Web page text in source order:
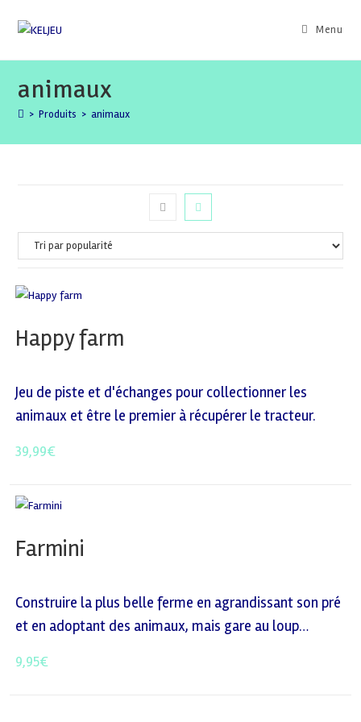
Menu
animaux
> Produits > animaux
Happy farm
Jeu de piste et d'échanges pour collectionner les
animaux et être le premier à récupérer le tracteur.
39,99€
Farmini
Construire la plus belle ferme en agrandissant son pré
et en adoptant des animaux, mais gare au loup…
9,95€